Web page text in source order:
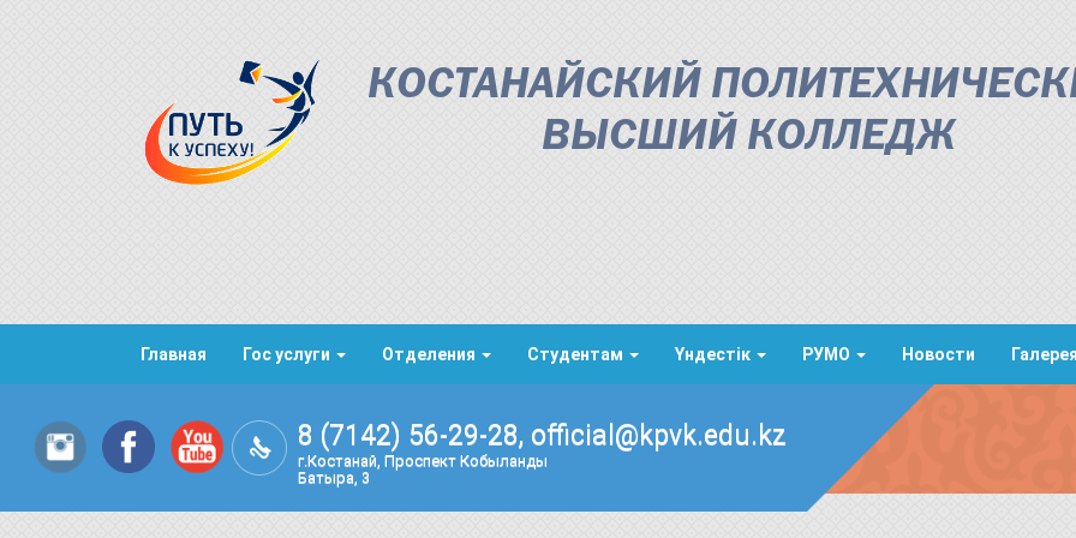
КОСТАНАЙСКИЙ
ВЫСШИЙ КОЛЛЕДЖ
Главная Гос услуги Отделения Студентам Үндестік РУМО Новости Галерея
8 (7142) 56-29-28, official@kpvk.edu.kz
г.Костанай, Проспект Кобыланды
Батыра, 3